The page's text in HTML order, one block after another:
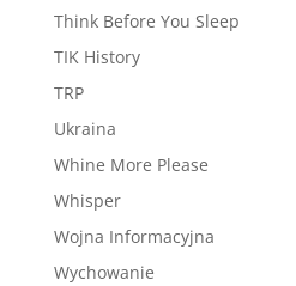
Think Before You Sleep
TIK History
TRP
Ukraina
Whine More Please
Whisper
Wojna Informacyjna
Wychowanie